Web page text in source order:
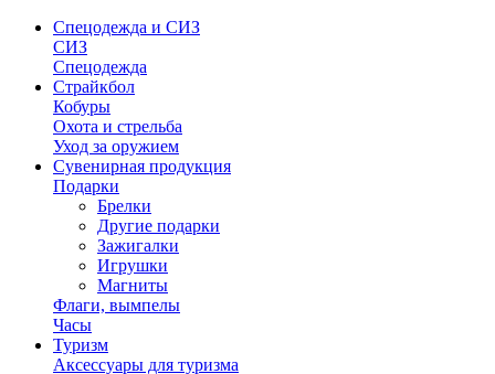
Спецодежда и СИЗ
СИЗ
Спецодежда
Страйкбол
Кобуры
Охота и стрельба
Уход за оружием
Сувенирная продукция
Подарки
Брелки
Другие подарки
Зажигалки
Игрушки
Магниты
Флаги, вымпелы
Часы
Туризм
Аксессуары для туризма